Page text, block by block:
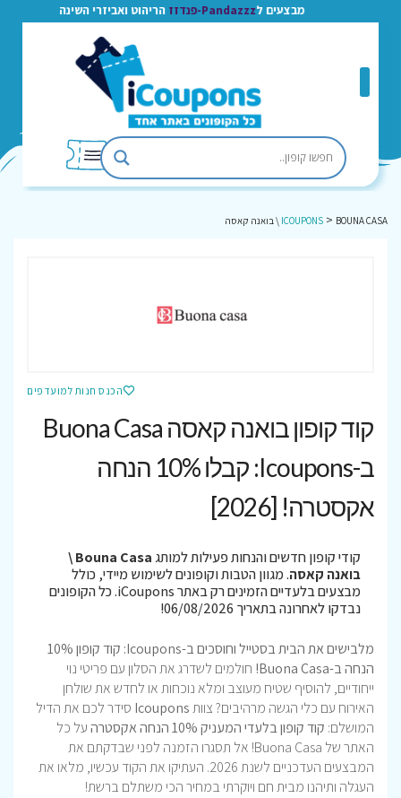
מבצעים ל Pandazzz-פנדזז הריהוט ואביזרי השינה
ICOUPONS > BOUNA CASA \ בואנה קאסה
הכנס חנות למועדפים
קוד קופון בואנה קאסה Buona Casa
ב-Icoupons: קבלו 10% הנחה
אקסטרה! [2026]
קודי קופון חדשים והנחות פעילות למותג
Bouna Casa \
בואנה קאסה. מגוון הטבות וקופונים לשימוש מיידי, כולל
מבצעים בלעדיים הזמינים רק באתר iCoupons. כל הקופונים
נבדקו לאחרונה בתאריך 06/08/2026!
מלבישים את הבית בסטייל וחוסכים ב-Icoupons: קוד קופון 10%
הנחה ב-Buona Casa!
חולמים לשדרג את הסלון עם פריטי נוי
ייחודיים, להוסיף שטיח מעוצב ומלא נוכחות או לחדש את שולחן
האירוח עם כלי הגשה מרהיבים? צוותIcoupons סידר לכם את הדיל
המושלם: קוד קופון בלעדי המעניק 10% הנחה אקסטרה
על כל
האתר של Buona Casa! אל תסגרו הזמנה לפני שבדקתם את
המבצעים העדכניים לשנת 2026. העתיקו את הקוד עכשיו, מלאו את
העגלה ותיהנו מבית חם ויוקרתי במחיר הכי משתלם ברשת!